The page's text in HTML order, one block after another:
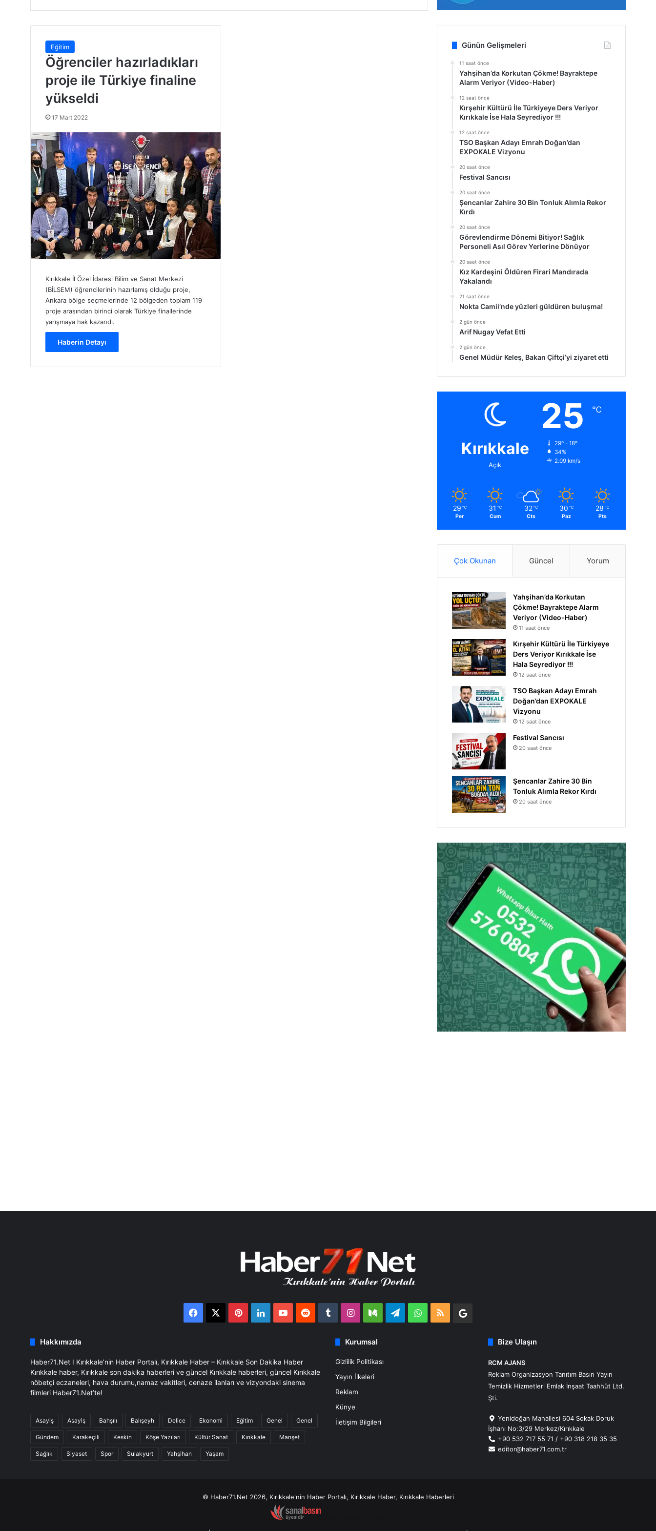
Eğitim
Öğrenciler hazırladıkları
proje ile Türkiye finaline
yükseldi
17 Mart 2022
Kırıkkale İl Özel İdaresi Bilim ve Sanat Merkezi
(BİLSEM) öğrencilerinin hazırlamış olduğu proje,
Ankara bölge seçmelerinde 12 bölgeden toplam 119
proje arasından birinci olarak Türkiye finallerinde
yarışmaya hak kazandı.
Haberin Detayı
Günün Gelişmeleri
11 saat önce
Yahşihan’da Korkutan Çökme! Bayraktepe
Alarm Veriyor (Video-Haber)
12 saat önce
Kırşehir Kültürü İle Türkiyeye Ders Veriyor
Kırıkkale İse Hala Seyrediyor !!!
12 saat önce
TSO Başkan Adayı Emrah Doğan’dan
EXPOKALE Vizyonu
20 saat önce
Festival Sancısı
20 saat önce
Şencanlar Zahire 30 Bin Tonluk Alımla Rekor
Kırdı
20 saat önce
Görevlendirme Dönemi Bitiyor! Sağlık
Personeli Asıl Görev Yerlerine Dönüyor
20 saat önce
Kız Kardeşini Öldüren Firari Mandırada
Yakalandı
21 saat önce
Nokta Camii’nde yüzleri güldüren buluşma!
2 gün önce
Arif Nugay Vefat Etti
2 gün önce
Genel Müdür Keleş, Bakan Çiftçi’yi ziyaret etti
Kırıkkale
Açık
25 ℃
29º - 18º
34%
2.09 km/s
29 ℃
Per
31 ℃
Cum
32 ℃
Cts
30 ℃
Paz
28 ℃
Pts
Çok Okunan Güncel Yorum
Yahşihan’da Korkutan
Çökme! Bayraktepe Alarm
Veriyor (Video-Haber)
11 saat önce
Kırşehir Kültürü İle Türkiyeye
Ders Veriyor Kırıkkale İse
Hala Seyrediyor !!!
12 saat önce
TSO Başkan Adayı Emrah
Doğan’dan EXPOKALE
Vizyonu
12 saat önce
Festival Sancısı
20 saat önce
Şencanlar Zahire 30 Bin
Tonluk Alımla Rekor Kırdı
20 saat önce
Facebook PinterestLinkedInYouTubeReddit TumblrInstagram
MediumTelegramWhatsApp
RSS
Google
Hakkımızda
Haber71.Net I Kırıkkale’nin Haber Portalı, Kırıkkale Haber – Kırıkkale Son Dakika Haber
Kırıkkale haber, Kırıkkale son dakika haberleri ve güncel Kırıkkale haberleri, güncel Kırıkkale
nöbetçi eczaneleri, hava durumu,namaz vakitleri, cenaze ilanları ve vizyondaki sinema
filmleri Haber71.Net’te!
Asayiş Asayiş Bahşılı Balışeyh Delice Ekonomi Eğitim Genel Genel
Gündem Karakeçili Keskin Köşe Yazıları Kültür Sanat Kırıkkale Manşet
Sağlık Siyaset Spor Sulakyurt Yahşihan Yaşam
Kurumsal
Gizlilik Politikası
Yayın İlkeleri
Reklam
Künye
İletişim Bilgileri
Bize Ulaşın
RCM AJANS
Reklam Organizasyon Tanıtım Basın Yayın
Temizlik Hizmetleri Emlak İnşaat Taahhüt Ltd.
Şti.
Yenidoğan Mahallesi 604 Sokak Doruk
İşhanı No:3/29 Merkez/Kırıkkale
+90 532 717 55 71 / +90 318 218 35 35
editor@haber71.com.tr
© Haber71.Net 2026, Kırıkkale'nin Haber Portalı, Kırıkkale Haber, Kırıkkale Haberleri